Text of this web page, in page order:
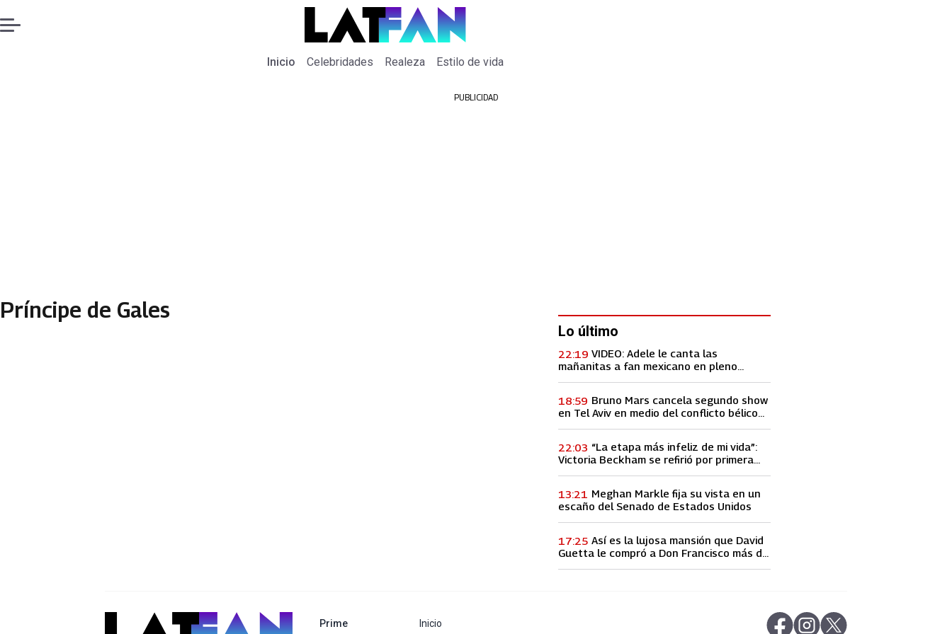
Inicio Celebridades Realeza Estilo de vida
PUBLICIDAD
Príncipe de Gales
Lo último
VIDEO: Adele le canta las
mañanitas a fan mexicano en pleno
22:19
Bruno Mars cancela segundo show
en Tel Aviv en medio del conflicto bélico
18:59
“La etapa más infeliz de mi vida”:
Victoria Beckham se refirió por primera
22:03
Meghan Markle fija su vista en un
escaño del Senado de Estados Unidos
13:21
Así es la lujosa mansión que David
Guetta le compró a Don Francisco más de
17:25
abre en nueva pestaña
abre en nueva pestaña
Primeabre en nueva pestaña
Inicio